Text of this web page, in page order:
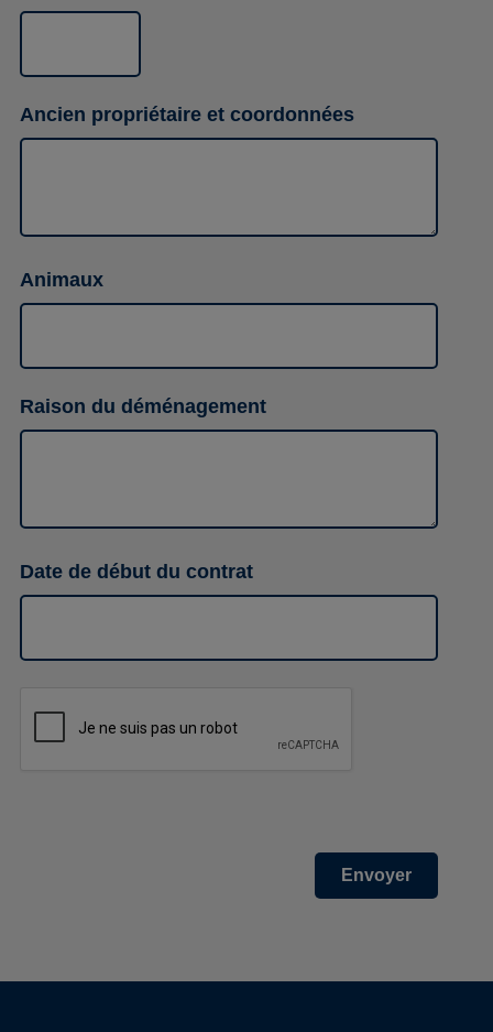
Ancien propriétaire et coordonnées
Animaux
Raison du déménagement
Date de début du contrat
Envoyer